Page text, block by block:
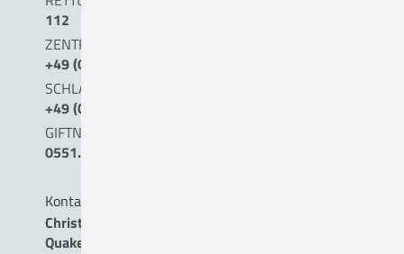
112
ZENTRALE NOTAUFNAHME (0 BIS 24 UHR)
+49 (0) 54 31 . 15 - 0
SCHLAGANFALLTELEFON
+49 (0) 5431. 15 45 15
GIFTNOTRUF
0551.19240
Kontakt
Christliches Krankenhaus
Quakenbrück gemeinnützige GmbH